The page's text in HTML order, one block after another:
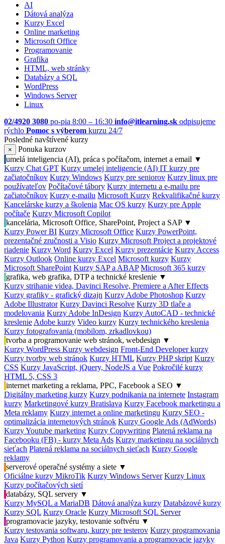
AI
Dátová analýza
Kurzy Excel
Online marketing
Microsoft Office
Programovanie
Grafika
HTML, web stránky
Databázy a SQL
WordPress
Windows Server
Linux
02/4920 3080 po-pia 8:00 – 16:30 info@itlearning.sk odpisujeme
rýchlo Pomoc s výberom kurzu 24/7
Posledné navštívené kurzy
×
Ponuka kurzov
umelá inteligencia (AI), práca s počítačom, internet a email ▼
Kurzy Chat GPT Kurzy umelej inteligencie (AI) IT kurzy pre
začiatočníkov Kurzy Windows Kurzy pre seniorov Kurzy linux pre
používateľov Počítačové tábory Kurzy internetu a e-mailu pre
začiatočníkov Kurzy e-mailu Microsoft Kurzy Rekvalifikačné kurzy
Kancelárske kurzy a školenia Mac OS kurzy Kurzy pre Apple
počítače Kurzy Microsoft Copilot
kancelária, Microsoft Office, SharePoint, Project a SAP ▼
Kurzy Power BI Kurzy Microsoft Office Kurzy PowerPoint,
prezentačné zručnosti a Visio Kurzy Microsoft Project a projektové
riadenie Kurzy Word Kurzy Excel Kurzy prezentácie Kurzy Access
Kurzy Outlook Online kurzy Excel Microsoft kurzy Kurzy
Microsoft SharePoint Kurzy SAP a ABAP Microsoft 365 kurzy
grafika, web grafika, DTP a technické kreslenie ▼
Kurzy strihanie videa, Davinci Resolve, Premiere a After Effects
Kurzy grafiky - grafický dizajn Kurzy Adobe Photoshop Kurzy
Adobe Illustrator Kurzy Davinci Resolve Kurzy 3D tlače a
modelovania Kurzy Adobe InDesign Kurzy AutoCAD - technické
kreslenie Adobe kurzy Video kurzy Kurzy technického kreslenia
Kurzy fotografovania (mobilom, zrkadlovkou)
tvorba a programovanie web stránok, webdesign ▼
Kurzy WordPress Kurzy webdesign Front-End Developer kurzy
Kurzy tvorby web stránok Kurzy HTML Kurzy PHP skript Kurzy
CSS Kurzy JavaScript, jQuery, NodeJS a Vue Pokročilé kurzy
HTML 5, CSS 3
internet marketing a reklama, PPC, Facebook a SEO ▼
Digitálny marketing kurzy Kurzy podnikania na internete Instagram
kurzy Marketingové kurzy Bratislava Kurzy Facebook marketingu a
Meta reklamy Kurzy internet a online marketingu Kurzy SEO -
optimalizácia internetových stránok Kurzy Google Ads (AdWords)
Kurzy Youtube marketing Kurzy Copywriting Platená reklama na
Facebooku (FB) - kurzy Meta Ads Kurzy marketingu na sociálnych
sieťach Platená reklama na sociálnych sieťach Kurzy Google
reklamy
serverové operačné systémy a siete ▼
Oficiálne kurzy MikroTik Kurzy Windows Server Kurzy Linux
Kurzy počítačových sietí
databázy, SQL servery ▼
Kurzy MySQL a MariaDB Dátová analýza kurzy Databázové kurzy
Kurzy SQL Kurzy Oracle Kurzy Microsoft SQL Server
programovacie jazyky, testovanie softvéru ▼
Kurzy testovania softwaru, kurzy pre testerov Kurzy programovania
Java Kurzy Python Kurzy programovania a programovacie jazyky